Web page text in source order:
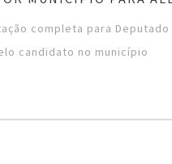
completa para
candidato no município